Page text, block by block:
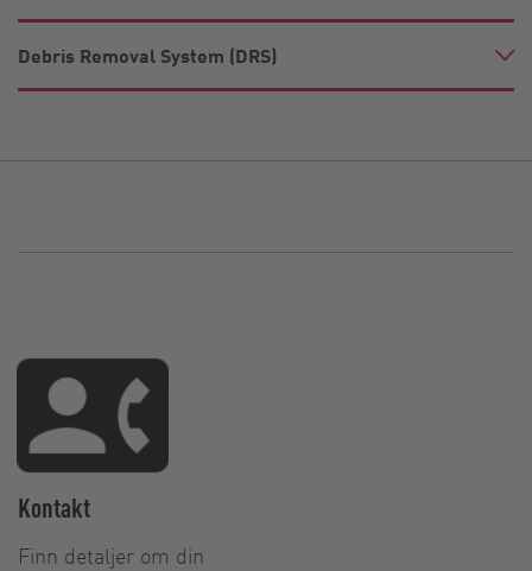
Debris Removal System (DRS)
Kontakt
Finn detaljer om din